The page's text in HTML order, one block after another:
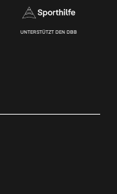
UNTERSTÜTZT DEN DBB